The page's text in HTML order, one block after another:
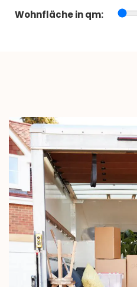
Wohnfläche in qm: